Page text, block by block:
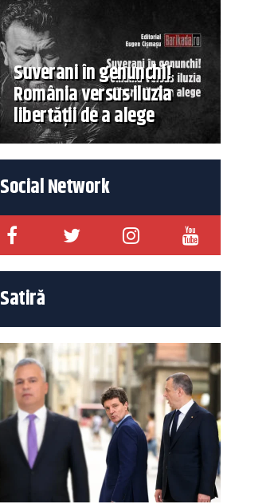
Suverani în genunchi!
România versus iluzia
libertății de a alege
Social Network
Satiră